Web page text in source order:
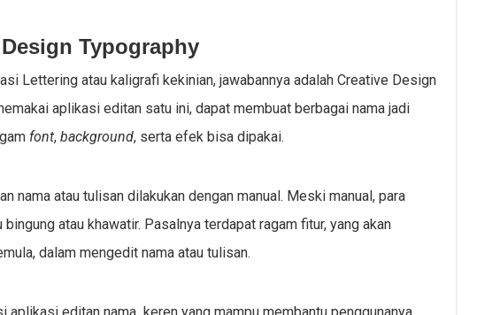
Typography
Lettering atau kaligrafi kekinian, jawabannya adalah Creative Design
aplikasi editan satu ini, dapat membuat berbagai nama jadi
font, background, serta efek bisa dipakai.
nama atau tulisan dilakukan dengan manual. Meski manual, para
atau khawatir. Pasalnya terdapat ragam fitur, yang akan
dalam mengedit nama atau tulisan.